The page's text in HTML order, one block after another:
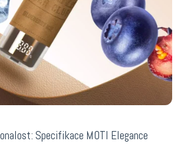
Specifikace MOTI Elegance